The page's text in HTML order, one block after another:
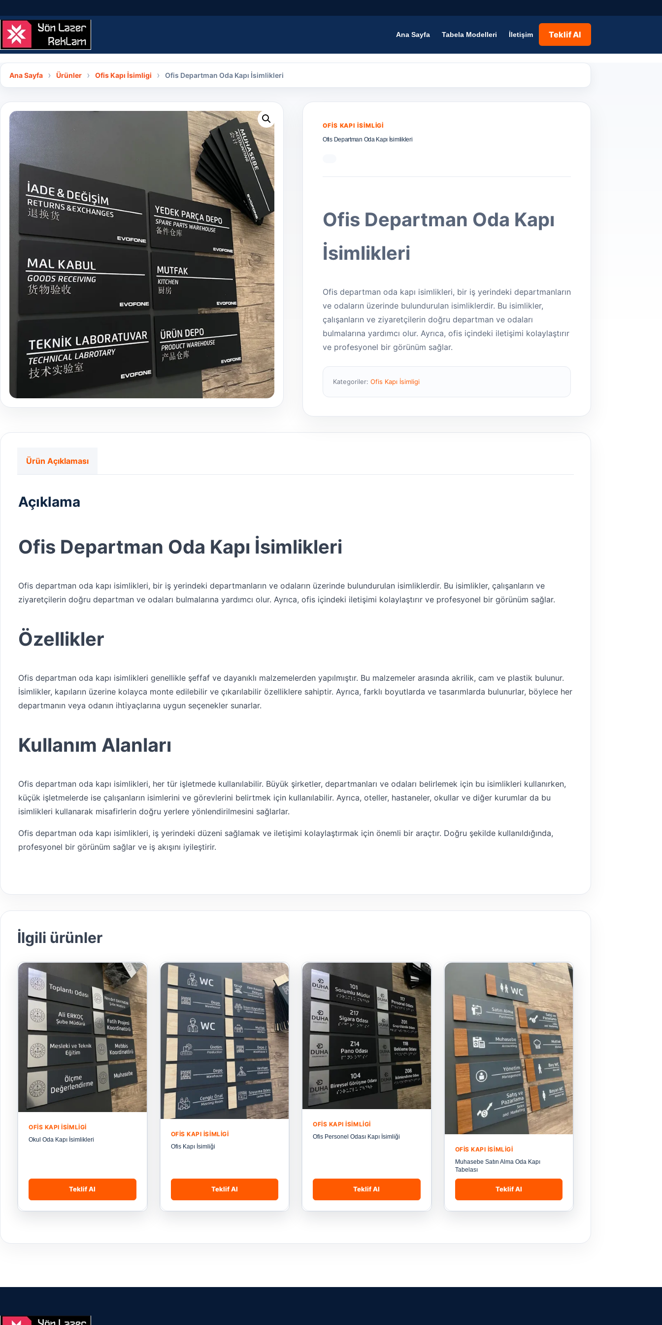
Ana Sayfa Tabela Modelleri İletişim Teklif Al
Ana Sayfa Ürünler Ofis Kapı İsimligi Ofis Departman Oda Kapı İsimlikleri
OFIS KAPI İSIMLIGI
Ofis Departman Oda Kapı İsimlikleri
Ofis Departman Oda Kapı
İsimlikleri
Ofis departman oda kapı isimlikleri, bir iş yerindeki departmanların
ve odaların üzerinde bulundurulan isimliklerdir. Bu isimlikler,
çalışanların ve ziyaretçilerin doğru departman ve odaları
bulmalarına yardımcı olur. Ayrıca, ofis içindeki iletişimi kolaylaştırır
ve profesyonel bir görünüm sağlar.
Kategoriler: Ofis Kapı İsimligi
Ürün Açıklaması
Açıklama
Ofis Departman Oda Kapı İsimlikleri
Ofis departman oda kapı isimlikleri, bir iş yerindeki departmanların ve odaların üzerinde bulundurulan isimliklerdir. Bu isimlikler, çalışanların ve
ziyaretçilerin doğru departman ve odaları bulmalarına yardımcı olur. Ayrıca, ofis içindeki iletişimi kolaylaştırır ve profesyonel bir görünüm sağlar.
Özellikler
Ofis departman oda kapı isimlikleri genellikle şeffaf ve dayanıklı malzemelerden yapılmıştır. Bu malzemeler arasında akrilik, cam ve plastik bulunur.
İsimlikler, kapıların üzerine kolayca monte edilebilir ve çıkarılabilir özelliklere sahiptir. Ayrıca, farklı boyutlarda ve tasarımlarda bulunurlar, böylece her
departmanın veya odanın ihtiyaçlarına uygun seçenekler sunarlar.
Kullanım Alanları
Ofis departman oda kapı isimlikleri, her tür işletmede kullanılabilir. Büyük şirketler, departmanları ve odaları belirlemek için bu isimlikleri kullanırken,
küçük işletmelerde ise çalışanların isimlerini ve görevlerini belirtmek için kullanılabilir. Ayrıca, oteller, hastaneler, okullar ve diğer kurumlar da bu
isimlikleri kullanarak misafirlerin doğru yerlere yönlendirilmesini sağlarlar.
Ofis departman oda kapı isimlikleri, iş yerindeki düzeni sağlamak ve iletişimi kolaylaştırmak için önemli bir araçtır. Doğru şekilde kullanıldığında,
profesyonel bir görünüm sağlar ve iş akışını iyileştirir.
İlgili ürünler
OFIS KAPI İSIMLIGI
Okul Oda Kapı İsimlikleri
Teklif Al
OFIS KAPI İSIMLIGI
Ofis Kapı İsimliği
Teklif Al
OFIS KAPI İSIMLIGI
Ofis Personel Odası Kapı İsimliği
Teklif Al
OFIS KAPI İSIMLIGI
Muhasebe Satın Alma Oda Kapı
Tabelası
Teklif Al